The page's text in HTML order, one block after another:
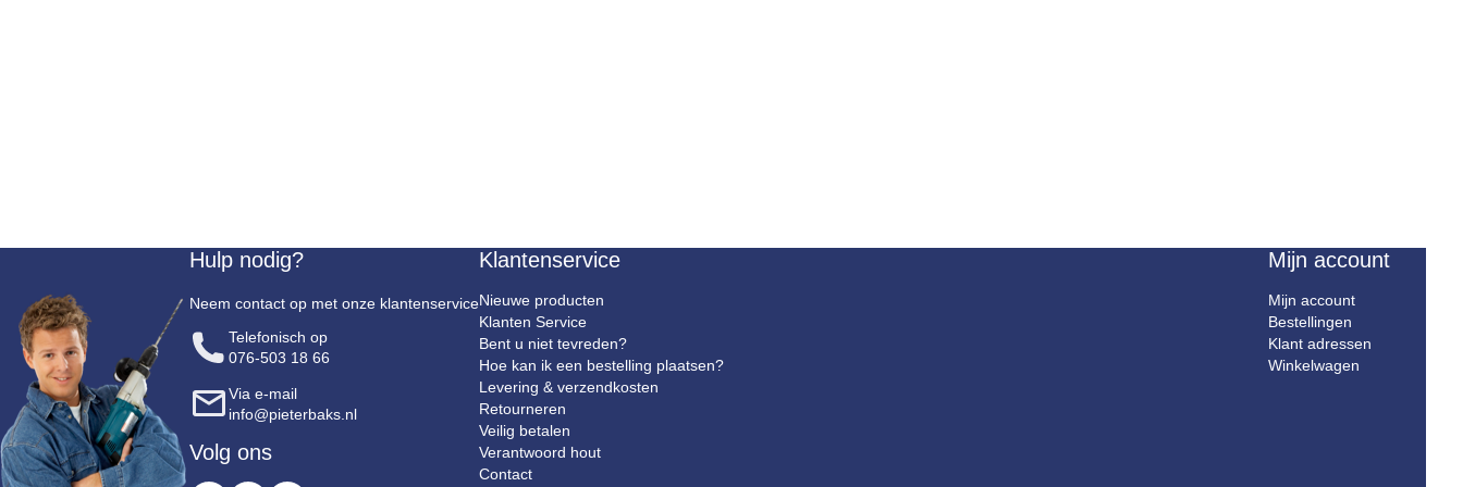
Hulp nodig?
Neem contact op met onze klantenservice
Telefonisch op
076-503 18 66
Via e-mail
info@pieterbaks.nl
Volg ons
Klantenservice
Nieuwe producten
Klanten Service
Bent u niet tevreden?
Hoe kan ik een bestelling plaatsen?
Levering & verzendkosten
Retourneren
Veilig betalen
Verantwoord hout
Contact
Mijn account
Mijn account
Bestellingen
Klant adressen
Winkelwagen